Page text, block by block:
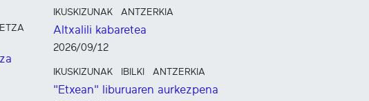
IKUSKIZUNAK ANTZERKIA
Altxalili kabaretea
2026/09/12
IKUSKIZUNAK IBILKI ANTZERKIA
"Etxean" liburuaren aurkezpena